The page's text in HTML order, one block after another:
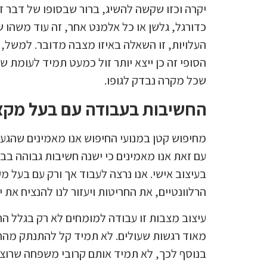
יקרה וכזו שקשה להשיג, ברור שבסופו של
כדורגל, גלשן או כל אלמנט אחר, זה עוד משהו
העלויות, זו השאלה באיזו מצבה מדובר.
הסופי זה כן ייצא יותר זול כמעט תמיד
שכל מקרה נבדק לגופו.
החשיבות בעבודה עם בעל
מחיפוש קטן במנועי החיפוש אנו מאמינים
עם זאת אנו מאמינים כי ישנה חשיבות
בעיצוב אישי. אנו נרצה לעבוד אך ורק עם בעל
הרלוונטיים, את החריטות ויעזור לנו להנציח
עיצוב מצבות זו עבודה למומחים לא רק
מאוד רגשות שעולים. לא תמיד קל להתנתק
בנוסף לכך, לא תמיד אותם קרובי משפחה